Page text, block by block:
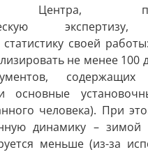
Центра,
своей
не менее 100
содержащих
основные
человека). При
динамику – зимой
меньше (из-за